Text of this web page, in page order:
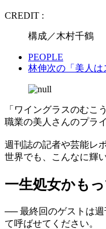
CREDIT :
構成／木村千鶴
PEOPLE
林伸次の「美人は
「ワイングラスのむこ
職業の美人さんのプラ
週刊誌の記者や芸能レ
世界でも、こんなに輝
一生処女かも
── 最終回のゲストは
て呼ばせてください。